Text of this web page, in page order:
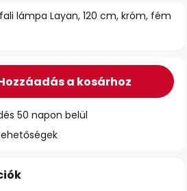
lámpa Layan, 120 cm, króm, fém
a kosárhoz
50 napon belül